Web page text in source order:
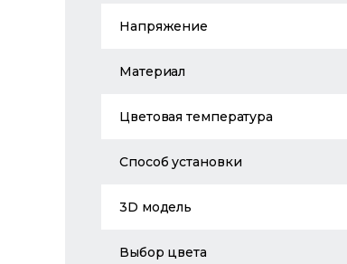
Напряжение
Материал
Цветовая температура
Способ установки
3D модель
Выбор цвета